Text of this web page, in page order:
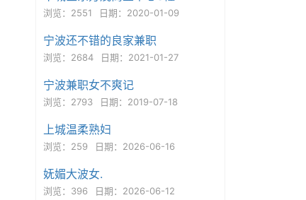
浏览：2551 日期：2020-01-09
宁波还不错的良家兼职
浏览：2684 日期：2021-01-27
宁波兼职女不爽记
浏览：2793 日期：2019-07-18
上城温柔熟妇
浏览：259 日期：2026-06-16
妩媚大波女.
浏览：396 日期：2026-06-12